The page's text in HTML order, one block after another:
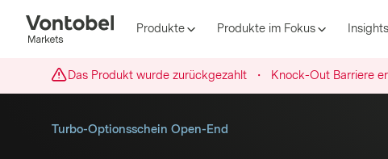
Produkte Produkte im Fokus Insights
Das Produkt wurde zurückgezahlt ・ Knock-Out Barriere
Turbo-Optionsschein Open-End